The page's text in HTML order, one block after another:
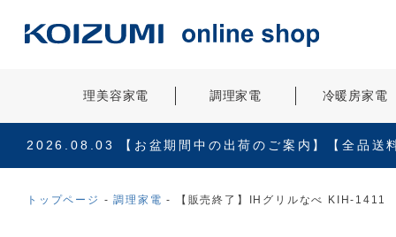
理美容家電 調理家電 冷暖房家電
2026.08.03 【お盆期間中の出荷のご案内】【全品送
トップページ 調理家電 【販売終了】IHグリルなべ KIH-1411